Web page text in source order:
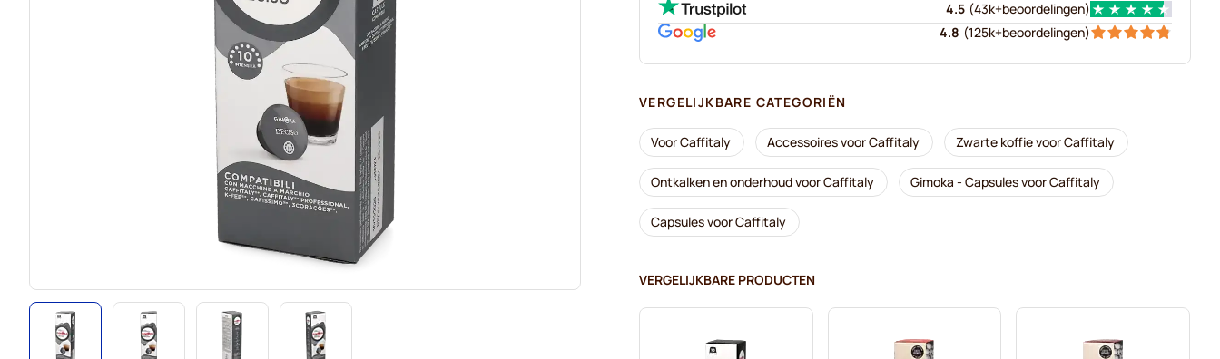
4.5 (43k+beoordelingen)
4.8 (125k+beoordelingen)
VERGELIJKBARE CATEGORIËN
Voor Caffitaly Accessoires voor Caffitaly Zwarte koffie voor Caffitaly
Ontkalken en onderhoud voor Caffitaly Gimoka - Capsules voor Caffitaly
Capsules voor Caffitaly
VERGELIJKBARE PRODUCTEN